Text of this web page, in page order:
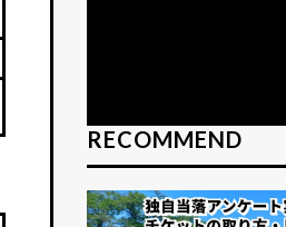
RECOMMEND